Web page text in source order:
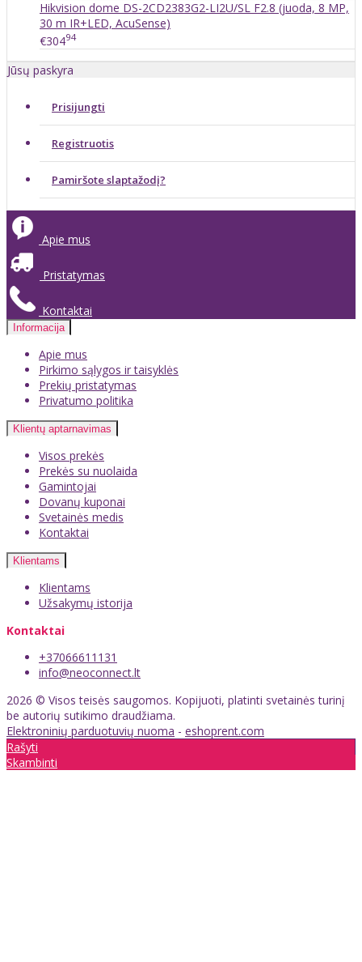
Hikvision dome DS-2CD2383G2-LI2U/SL F2.8 (juoda, 8 MP,
30 m IR+LED, AcuSense)
€30494
Jūsų paskyra
Prisijungti
Registruotis
Pamiršote slaptažodį?
Apie mus
Pristatymas
Kontaktai
Informacija
Apie mus
Pirkimo sąlygos ir taisyklės
Prekių pristatymas
Privatumo politika
Klientų aptarnavimas
Visos prekės
Prekės su nuolaida
Gamintojai
Dovanų kuponai
Svetainės medis
Kontaktai
Klientams
Klientams
Užsakymų istorija
Kontaktai
+37066611131
info@neoconnect.lt
2026 © Visos teisės saugomos. Kopijuoti, platinti svetainės turinį
be autorių sutikimo draudžiama.
Elektroninių parduotuvių nuoma - eshoprent.com
Rašyti
Skambinti